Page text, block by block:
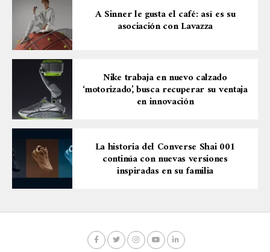
A Sinner le gusta el café: así es su
asociación con Lavazza
Nike trabaja en nuevo calzado
‘motorizado’, busca recuperar su ventaja
en innovación
La historia del Converse Shai 001
continúa con nuevas versiones
inspiradas en su familia